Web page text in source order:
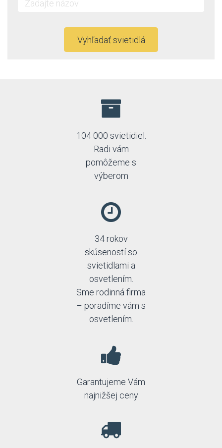
Vyhľadať svietidlá
104 000 svietidiel.
Radi vám
pomôžeme s
výberom
34 rokov
skúseností so
svietidlami a
osvetlením.
Sme rodinná firma
– poradíme vám s
osvetlením.
Garantujeme Vám
najnižšej ceny